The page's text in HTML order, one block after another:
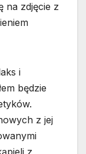
na zdjęcie z
i
będzie
z jej